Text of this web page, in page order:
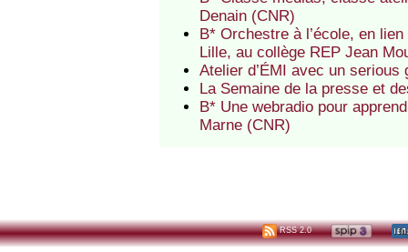
Denain (CNR)
B* Orchestre à l’école, en
Lille, au collège REP Jean
Atelier d’ÉMI avec un
La Semaine de la presse et
B* Une webradio pour
Marne (CNR)
RSS 2.0